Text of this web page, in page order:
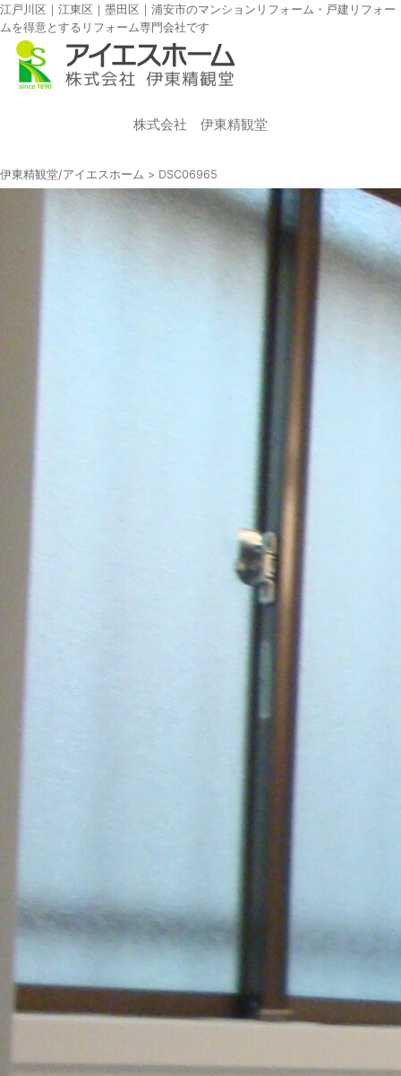
江戸川区｜江東区｜墨田区｜浦安市のマンションリフォーム・戸建リフォー
ムを得意とするリフォーム専門会社です
株式会社 伊東精観堂
伊東精観堂/アイエスホーム > DSC06965